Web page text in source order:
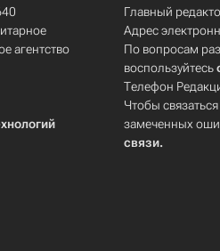
агентство
Главный
Адрес
По вопросам
воспользуйтесь
Телефон
Чтобы
замеченных
связи.